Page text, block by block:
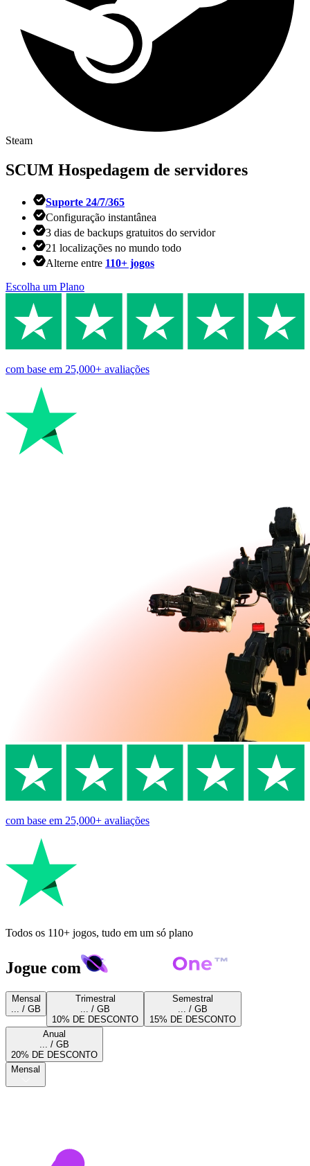
Steam
SCUM Hospedagem de servidores
Suporte 24/7/365
Configuração instantânea
3 dias de backups gratuitos do servidor
21 localizações no mundo todo
Alterne entre 110+ jogos
Escolha um Plano
com base em 25,000+ avaliações
com base em 25,000+ avaliações
Todos os 110+ jogos, tudo em um só plano
Jogue com
Mensal
... / GB
Trimestral
... / GB
10% DE DESCONTO
Semestral
... / GB
15% DE DESCONTO
Anual
... / GB
20% DE DESCONTO
Mensal